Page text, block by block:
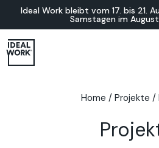
Ideal Work bleibt vom 17. bis 21.
Samstagen im
Home / Projekte /